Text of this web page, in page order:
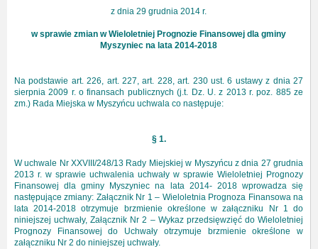
z dnia 29 grudnia 2014 r.
w sprawie zmian w Wieloletniej Prognozie Finansowej dla gminy
Myszyniec na lata 2014-2018
Na podstawie art. 226, art. 227, art. 228, art. 230 ust. 6 ustawy z dnia 27
sierpnia 2009 r. o finansach publicznych (j.t. Dz. U. z 2013 r. poz. 885 ze
zm.) Rada Miejska w Myszyńcu uchwala co następuje:
§ 1.
W uchwale Nr XXVIII/248/13 Rady Miejskiej w Myszyńcu z dnia 27 grudnia
2013 r. w sprawie uchwalenia uchwały w sprawie Wieloletniej Prognozy
Finansowej dla gminy Myszyniec na lata 2014- 2018 wprowadza się
następujące zmiany: Załącznik Nr 1 – Wieloletnia Prognoza Finansowa na
lata 2014-2018 otrzymuje brzmienie określone w załączniku Nr 1 do
niniejszej uchwały, Załącznik Nr 2 – Wykaz przedsięwzięć do Wieloletniej
Prognozy Finansowej do Uchwały otrzymuje brzmienie określone w
załączniku Nr 2 do niniejszej uchwały.